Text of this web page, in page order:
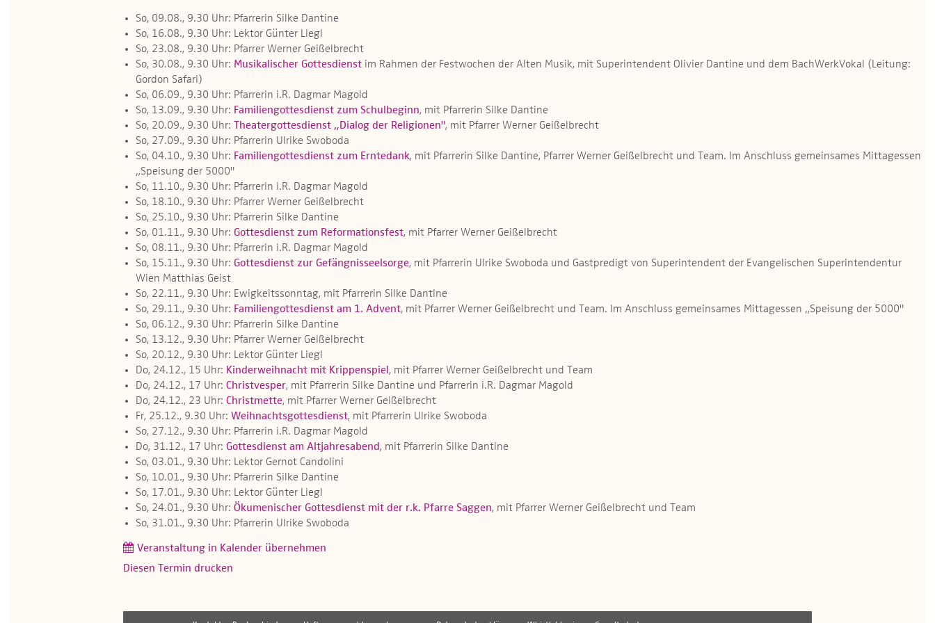
So, 09.08., 9.30 Uhr: Pfarrerin Silke Dantine
So, 16.08., 9.30 Uhr: Lektor Günter Liegl
So, 23.08., 9.30 Uhr: Pfarrer Werner Geißelbrecht
So, 30.08., 9.30 Uhr: Musikalischer Gottesdienst im Rahmen der Festwochen der Alten Musik, mit Superintendent Olivier Dantine und dem BachWerkVokal (Leitung:
Gordon Safari)
So, 06.09., 9.30 Uhr: Pfarrerin i.R. Dagmar Magold
So, 13.09., 9.30 Uhr: Familiengottesdienst zum Schulbeginn, mit Pfarrerin Silke Dantine
So, 20.09., 9.30 Uhr:
Theatergottesdienst „Dialog der Religionen", mit Pfarrer Werner Geißelbrecht
So, 27.09., 9.30 Uhr: Pfarrerin Ulrike Swoboda
So, 04.10., 9.30 Uhr: Familiengottesdienst zum Erntedank, mit Pfarrerin Silke Dantine, Pfarrer Werner Geißelbrecht und Team. Im Anschluss gemeinsames Mittagessen
„Speisung der 5000"
So, 11.10., 9.30 Uhr: Pfarrerin i.R. Dagmar Magold
So, 18.10., 9.30 Uhr: Pfarrer Werner Geißelbrecht
So, 25.10., 9.30 Uhr: Pfarrerin Silke Dantine
So, 01.11., 9.30 Uhr: Gottesdienst zum Reformationsfest, mit Pfarrer Werner Geißelbrecht
So, 08.11., 9.30 Uhr: Pfarrerin i.R. Dagmar Magold
So, 15.11., 9.30 Uhr: Gottesdienst zur Gefängnisseelsorge, mit Pfarrerin Ulrike Swoboda und Gastpredigt von Superintendent der Evangelischen Superintendentur
Wien Matthias Geist
So, 22.11., 9.30 Uhr: Ewigkeitssonntag, mit Pfarrerin Silke Dantine
So, 29.11., 9.30 Uhr: Familiengottesdienst am 1. Advent, mit Pfarrer Werner Geißelbrecht und Team. Im Anschluss gemeinsames Mittagessen „Speisung der 5000"
So, 06.12., 9.30 Uhr: Pfarrerin Silke Dantine
So, 13.12., 9.30 Uhr: Pfarrer Werner Geißelbrecht
So, 20.12., 9.30 Uhr: Lektor Günter Liegl
Do, 24.12., 15 Uhr: Kinderweihnacht mit Krippenspiel , mit Pfarrer Werner Geißelbrecht und Team
Do, 24.12., 17 Uhr: Christvesper, mit Pfarrerin Silke Dantine und Pfarrerin i.R. Dagmar Magold
Do, 24.12., 23 Uhr: Christmette, mit Pfarrer Werner Geißelbrecht
Fr, 25.12., 9.30 Uhr: Weihnachtsgottesdienst, mit Pfarrerin Ulrike Swoboda
So, 27.12., 9.30 Uhr: Pfarrerin i.R. Dagmar Magold
Do, 31.12., 17 Uhr: Gottesdienst am Altjahresabend, mit Pfarrerin Silke Dantine
So, 03.01., 9.30 Uhr: Lektor Gernot Candolini
So, 10.01., 9.30 Uhr: Pfarrerin Silke Dantine
So, 17.01., 9.30 Uhr: Lektor Günter Liegl
So, 24.01., 9.30 Uhr: Ökumenischer Gottesdienst mit der r.k. Pfarre Saggen, mit Pfarrer Werner Geißelbrecht und Team
So, 31.01., 9.30 Uhr: Pfarrerin Ulrike Swoboda
Veranstaltung in Kalender übernehmen
Diesen Termin drucken